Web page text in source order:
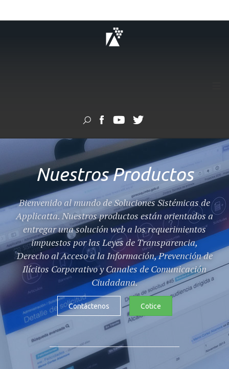
Nuestros Productos
Bienvenido al mundo de Soluciones Sistémicas de
Applicatta. Nuestros productos están orientados a
entregar una solución web a los requerimientos
impuestos por las Leyes de Transparencia,
Derecho al Acceso a la Información, Prevención de
Ilícitos Corporativo y Canales de Comunicación
Ciudadana.​
Contáctenos Cotice